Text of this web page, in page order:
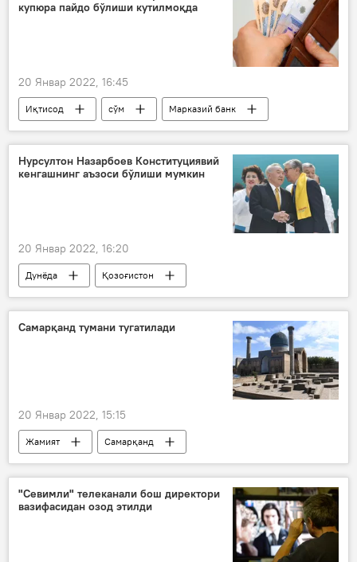
купюра пайдо бўлиши кутилмоқда
20 Январ 2022, 16:45
Иқтисод сўм Марказий банк
Нурсултон Назарбоев Конституциявий
кенгашнинг аъзоси бўлиши мумкин
20 Январ 2022, 16:20
Дунёда
Қозоғистон
Нурсултон Назарбоев
Самарқанд тумани тугатилади
20 Январ 2022, 15:15
Жамият Самарқанд
"Севимли" телеканали бош директори
вазифасидан озод этилди